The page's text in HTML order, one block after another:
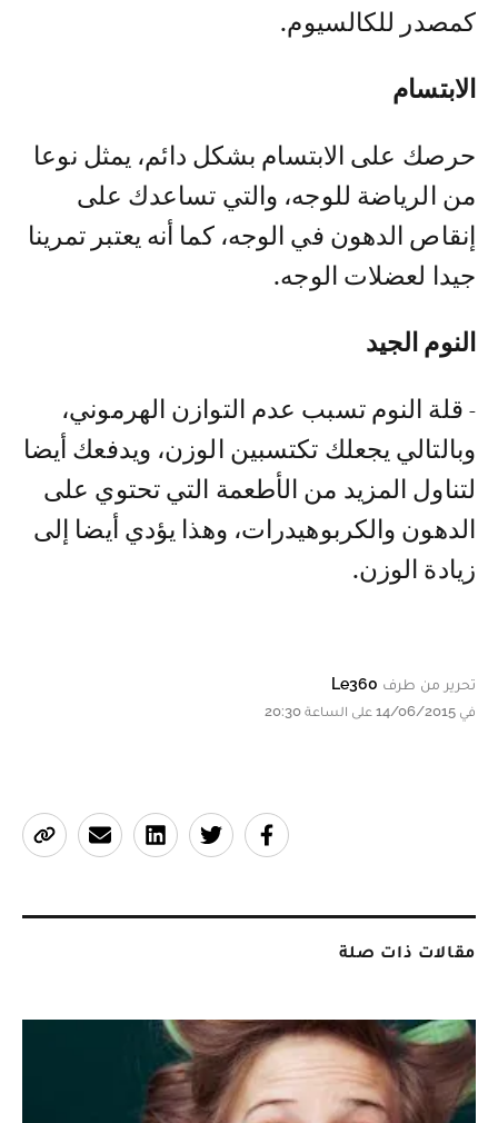
كمصدر للكالسيوم.
الابتسام
حرصك على الابتسام بشكل دائم، يمثل نوعا
من الرياضة للوجه، والتي تساعدك على
إنقاص الدهون في الوجه، كما أنه يعتبر تمرينا
جيدا لعضلات الوجه.
النوم الجيد
- قلة النوم تسبب عدم التوازن الهرموني،
وبالتالي يجعلك تكتسبين الوزن، ويدفعك أيضا
لتناول المزيد من الأطعمة التي تحتوي على
الدهون والكربوهيدرات، وهذا يؤدي أيضا إلى
زيادة الوزن.
تحرير من طرف Le360
في 14/06/2015 على الساعة 20:30
مقالات ذات صلة